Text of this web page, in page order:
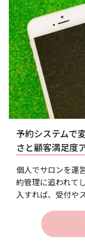
予約システムで
さと顧客満足度
個人でサロンを運
約管理に追われて
入すれば、受付や